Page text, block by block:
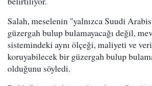
Salah, meselenin "yalnızca Suudi
güzergah bulup bulamayacağı değil,
sistemindeki aynı ölçeği, maliyeti ve
koruyabilecek bir güzergah bulup
olduğunu söyledi.